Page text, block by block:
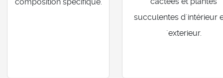
succulentes d´intérieur
´exterieur.